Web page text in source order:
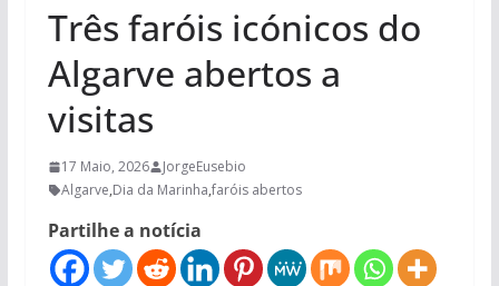
Três faróis icónicos do
Algarve abertos a
visitas
17 Maio, 2026
JorgeEusebio
Algarve,Dia da Marinha,faróis abertos
Partilhe a notícia